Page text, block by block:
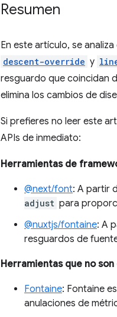
Resumen
En este artículo, se
descent-override y
resguardo que coincidan
elimina los cambios de
Si prefieres no leer este
APIs de inmediato:
Herramientas de
@next/font: A partir
adjust para
@nuxtjs/fontaine: A
resguardos de
Herramientas que no
Fontaine: Fontaine
anulaciones de